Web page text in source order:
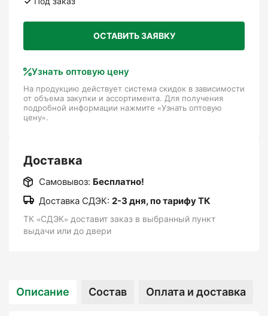
ОСТАВИТЬ ЗАЯВКУ
Узнать оптовую цену
На продукцию действует система скидок в зависимости
от объема закупки и ассортимента. Для получения
подробной информации нажмите «Узнать оптовую
цену».
Доставка
Самовывоз: Бесплатно!
Доставка СДЭК: 2-3 дня, по тарифу ТК
ТК «СДЭК» доставит заказ в выбранный пункт
выдачи или до двери
Описание Состав Оплата и доставка